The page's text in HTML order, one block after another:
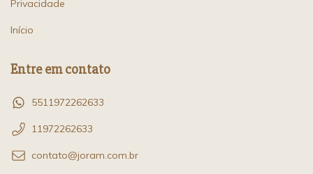
Privacidade
Início
Entre em contato
5511972262633
11972262633
contato@joram.com.br